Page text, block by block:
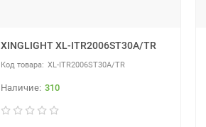
XINGLIGHT XL-ITR2006ST30A/TR
XL-ITR2006ST30A/TR
310